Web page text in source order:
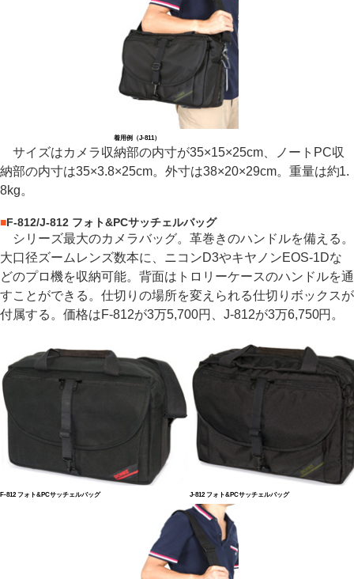
着用例（J-811）
サイズはカメラ収納部の内寸が35×15×25cm、ノートPC収
納部の内寸は35×3.8×25cm。外寸は38×20×29cm。重量は約1.
8kg。
■F-812/J-812 フォト&PCサッチェルバッグ
シリーズ最大のカメラバッグ。革巻きのハンドルを備える。
大口径ズームレンズ数本に、ニコンD3やキヤノンEOS-1Dな
どのプロ機を収納可能。背面はトロリーケースのハンドルを通
すことができる。仕切りの場所を変えられる仕切りボックスが
付属する。価格はF-812が3万5,700円、J-812が3万6,750円。
F-812 フォト&PCサッチェルバッグ J-812 フォト&PCサッチェルバッグ